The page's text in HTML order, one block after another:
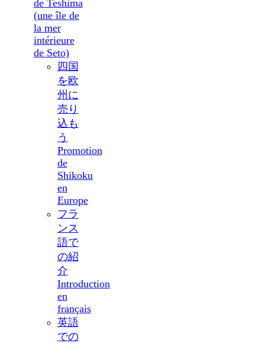
de Teshima
(une île de
la mer
intérieure
de Seto)
四国
を欧
州に
売り
込も
う
Promotion
de
Shikoku
en
Europe
フラ
ンス
語で
の紹
介
Introduction
en
français
英語
での